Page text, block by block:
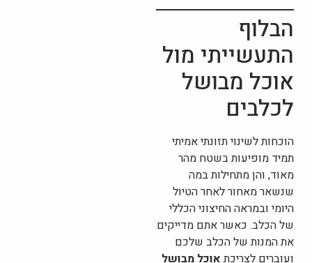
הבלוף
התעשייתי מול
אוכל מבושל
לכלבים
הוכחות לשינוי תזונתי אמיתי
תמיד מופיעות בשטח מהר
מאוד, והן מתחילות במה
שנשאר מאחור לאחר הטיול
היומי ובמראה החיצוני הכללי
של הכלב. כאשר אתם מדייקים
את המנות של הכלב שלכם
ועוברים לצריכתאוכל מבושל